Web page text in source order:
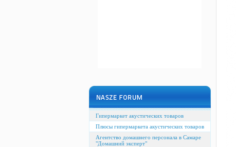
Гипермаркет акустических товаров
Плюсы гипермаркета акустических товаров
Агентство домашнего персонала в Самаре
"Домашний эксперт"